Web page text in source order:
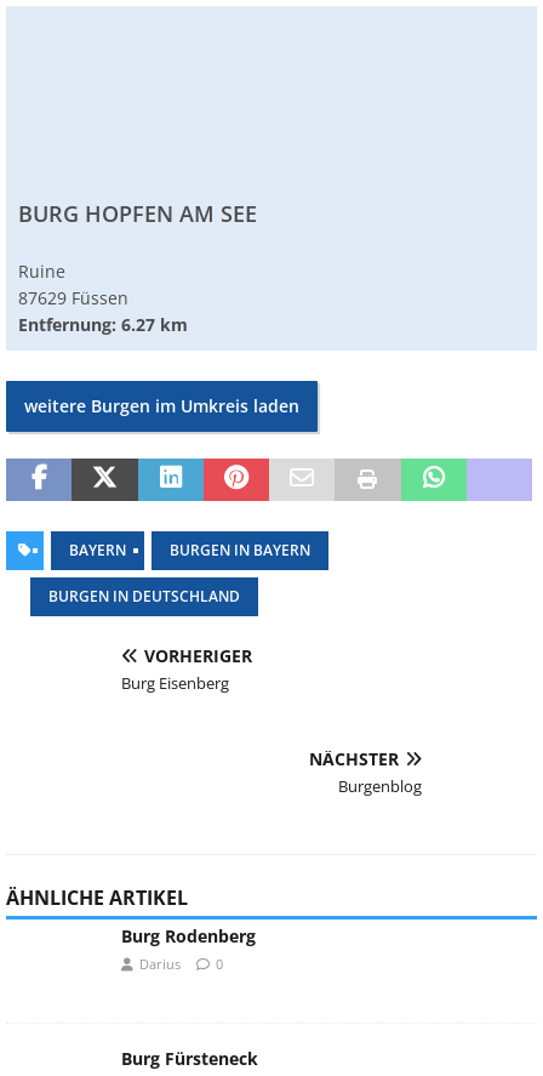
BURG HOPFEN AM SEE
Ruine
87629 Füssen
Entfernung: 6.27 km
weitere Burgen im Umkreis laden
BAYERN BURGEN IN BAYERN
BURGEN IN DEUTSCHLAND
VORHERIGER
Burg Eisenberg
NÄCHSTER
Burgenblog
ÄHNLICHE ARTIKEL
Burg Rodenberg
Darius 0
Burg Fürsteneck